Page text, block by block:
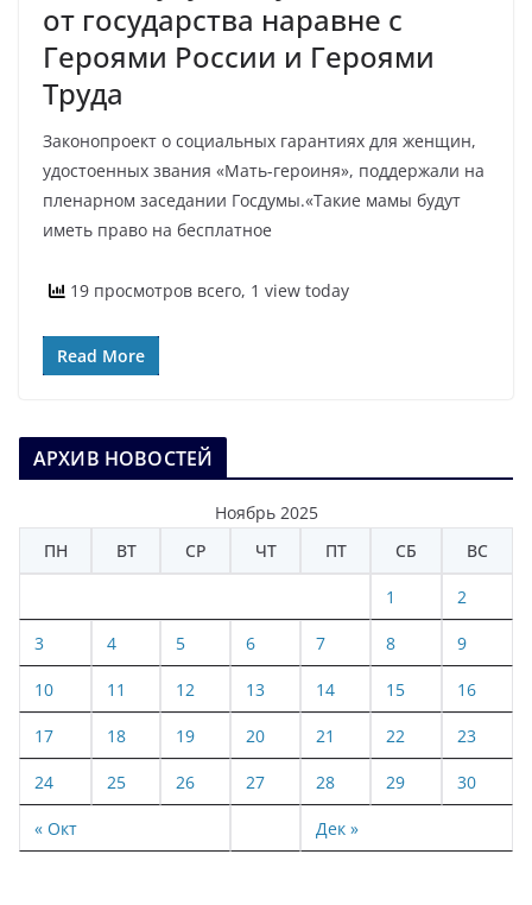
от государства наравне с
Героями России и Героями
Труда
Законопроект о социальных гарантиях для женщин,
удостоенных звания «Мать-героиня», поддержали на
пленарном заседании Госдумы.«Такие мамы будут
иметь право на бесплатное
19 просмотров всего, 1 view today
Read More
АРХИВ НОВОСТЕЙ
Ноябрь 2025
ПН
ВТ СР ЧТ ПТ СБ ВС
« Окт Дек »
1 2
3 4 5 6 7 8 9
10 11 12 13 14 15 16
17 18 19 20 21 22 23
24 25 26 27 28 29 30